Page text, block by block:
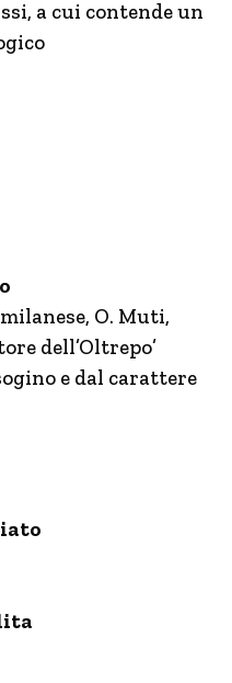
a cui contende un
O. Muti,
dell’Oltrepo’
e dal carattere